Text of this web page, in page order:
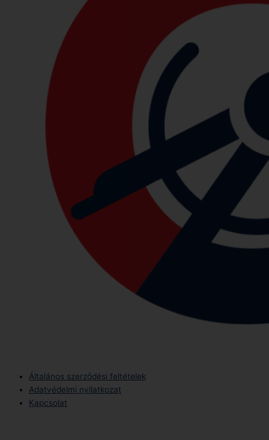
Általános szerződési feltételek
Adatvédelmi nyilatkozat
Kapcsolat